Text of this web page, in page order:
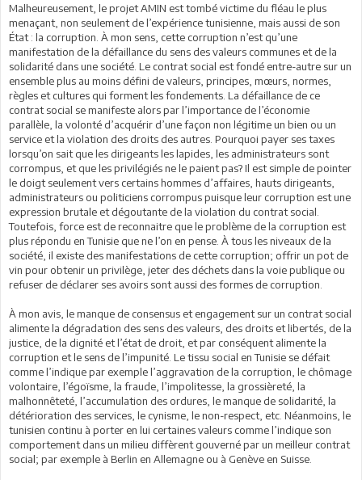
Malheureusement, le projet AMIN est tombé victime du fléau le plus
menaçant, non seulement de l’expérience tunisienne, mais aussi de son
État : la corruption. À mon sens, cette corruption n’est qu’une
manifestation de la défaillance du sens des valeurs communes et de la
solidarité dans une société. Le contrat social est fondé entre-autre sur un
ensemble plus au moins défini de valeurs, principes, mœurs, normes,
règles et cultures qui forment les fondements. La défaillance de ce
contrat social se manifeste alors par l’importance de l’économie
parallèle, la volonté d’acquérir d’une façon non légitime un bien ou un
service et la violation des droits des autres. Pourquoi payer ses taxes
lorsqu’on sait que les dirigeants les lapides, les administrateurs sont
corrompus, et que les privilégiés ne le paient pas? Il est simple de pointer
le doigt seulement vers certains hommes d’affaires, hauts dirigeants,
administrateurs ou politiciens corrompus puisque leur corruption est une
expression brutale et dégoutante de la violation du contrat social.
Toutefois, force est de reconnaitre que le problème de la corruption est
plus répondu en Tunisie que ne l’on en pense. À tous les niveaux de la
société, il existe des manifestations de cette corruption; offrir un pot de
vin pour obtenir un privilège, jeter des déchets dans la voie publique ou
refuser de déclarer ses avoirs sont aussi des formes de corruption.
À mon avis, le manque de consensus et engagement sur un contrat social
alimente la dégradation des sens des valeurs, des droits et libertés, de la
justice, de la dignité et l’état de droit, et par conséquent alimente la
corruption et le sens de l’impunité. Le tissu social en Tunisie se défait
comme l’indique par exemple l’aggravation de la corruption, le chômage
volontaire, l’égoïsme, la fraude, l’impolitesse, la grossièreté, la
malhonnêteté, l’accumulation des ordures, le manque de solidarité, la
détérioration des services, le cynisme, le non-respect, etc. Néanmoins, le
tunisien continu à porter en lui certaines valeurs comme l’indique son
comportement dans un milieu diffèrent gouverné par un meilleur contrat
social; par exemple à Berlin en Allemagne ou à Genève en Suisse.